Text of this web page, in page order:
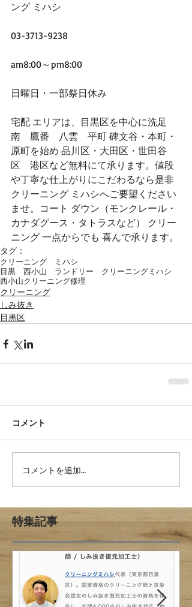
ング ミハシ
03-3713-9238
am8:00～pm8:00
日曜日・一部祭日休み
宅配 エリアは、目黒区を中心に洗足
南　鷹番　八雲　平町 碑文谷・本町・
原町を始め 品川区・大田区・世田谷
区　港区など無料にて承ります。値段
や丁寧な仕上がりにこだわるなら是非
クリーニング ミハシへご要望ください
ませ。コート ダウン（モンクレール・
カナダグース・タトラスなど） クリー
ニング 一点からでも 喜んで承ります。
タグ：
クリーニング ミハシ
目黒 西小山 ランドリー クリーニングミハシ
西小山クリーニング修理
クリーニング
しみ抜き
目黒区
コメント
コメントを追加…
特集記事